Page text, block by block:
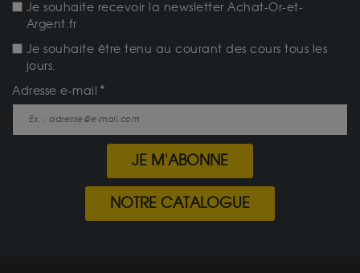
Je souhaite recevoir la newsletter Achat-Or-et-
Argent.fr
Je souhaite être tenu au courant des cours tous les
jours.
Adresse e-mail
JE M'ABONNE
NOTRE CATALOGUE